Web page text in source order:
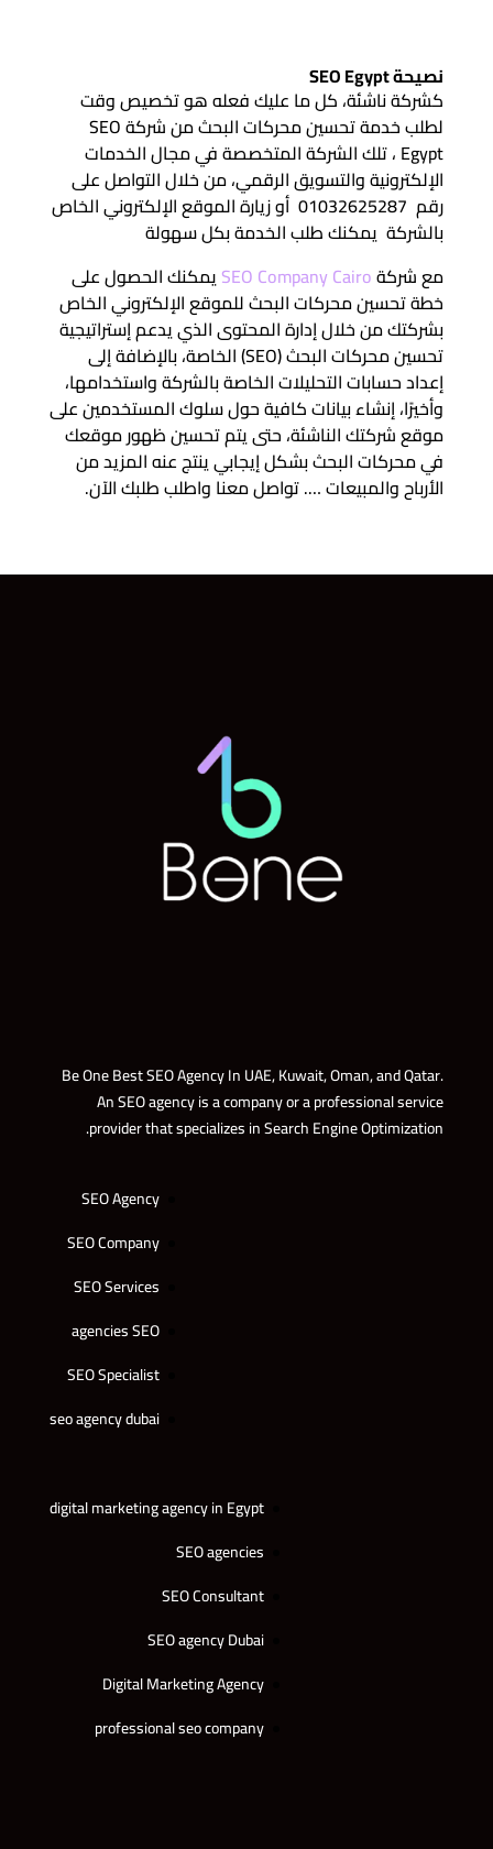
نصيحة SEO Egypt
كشركة ناشئة، كل ما عليك فعله هو تخصيص وقت
لطلب خدمة تحسين محركات البحث من شركة SEO
Egypt ، تلك الشركة المتخصصة في مجال الخدمات
الإلكترونية والتسويق الرقمي، من خلال التواصل على
رقم 01032625287 أو زيارة الموقع الإلكتروني الخاص
بالشركة يمكنك طلب الخدمة بكل سهولة
مع شركةSEO Company Cairoيمكنك الحصول على
خطة تحسين محركات البحث للموقع الإلكتروني الخاص
بشركتك من خلال إدارة المحتوى الذي يدعم إستراتيجية
تحسين محركات البحث (SEO) الخاصة، بالإضافة إلى
إعداد حسابات التحليلات الخاصة بالشركة واستخدامها،
وأخيرًا، إنشاء بيانات كافية حول سلوك المستخدمين على
موقع شركتك الناشئة، حتى يتم تحسين ظهور موقعك
في محركات البحث بشكل إيجابي ينتج عنه المزيد من
الأرباح والمبيعات …. تواصل معنا واطلب طلبك الآن.
Be One Best SEO Agency In UAE, Kuwait, Oman, and Qatar.
An SEO agency is a company or a professional service
provider that specializes in Search Engine Optimization.
SEO Agency
SEO Company
SEO Services
agencies SEO
SEO Specialist
seo agency dubai
digital marketing agency in Egypt
SEO agencies
SEO Consultant
SEO agency Dubai
Digital Marketing Agency
professional seo company